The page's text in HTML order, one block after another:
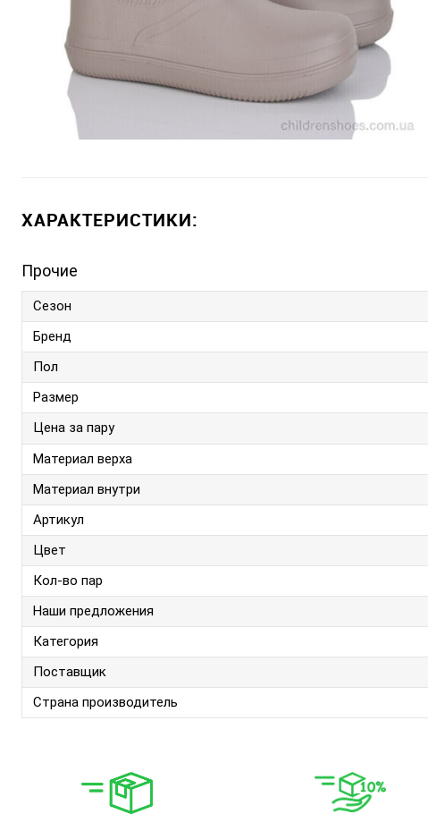
ХАРАКТЕРИСТИКИ:
Прочие
Сезон
Бренд
Пол
Размер
Цена за пару
Материал верха
Материал внутри
Артикул
Цвет
Кол-во пар
Наши предложения
Категория
Поставщик
Страна производитель